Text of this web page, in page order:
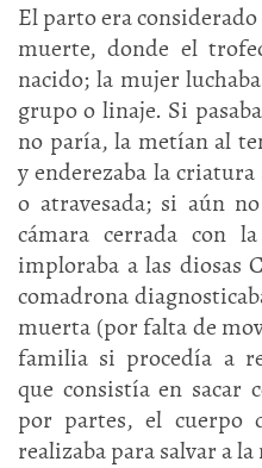
El parto era
muerte, donde el
nacido; la mujer
grupo o linaje. Si
no paría, la metían al
y enderezaba la
o atravesada; si aún
cámara cerrada con
imploraba a las diosas
comadrona
muerta (por falta de
familia si procedía a
que consistía en sacar
por partes, el cuerpo
realizaba para salvar a